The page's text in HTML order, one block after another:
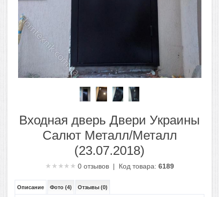
Входная дверь Двери Украины
Салют Металл/Металл
(23.07.2018)
0отзывов | Код товара: 6189
Описание Фото (4) Отзывы (0)